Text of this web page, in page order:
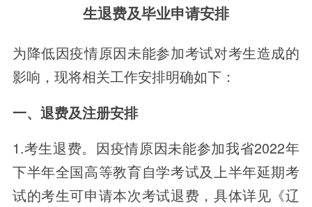
生退费及毕业申请安排
为降低因疫情原因未能参加考试对考生造成的
影响，现将相关工作安排明确如下：
一、退费及注册安排
1.考生退费。因疫情原因未能参加我省2022年
下半年全国高等教育自学考试及上半年延期考
试的考生可申请本次考试退费，具体详见《辽